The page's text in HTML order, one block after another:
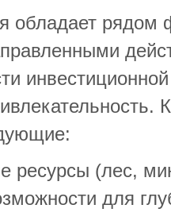
обладает рядом
ресурсы (лес,
для